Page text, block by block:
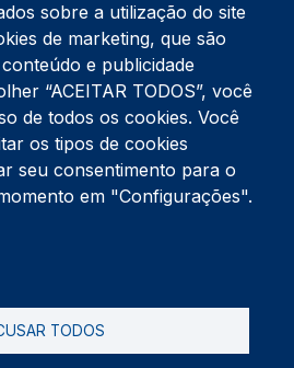
da Gafanha da Nazaré
sobre a utilização do site
de marketing, que são
e publicidade
“ACEITAR TODOS”, você
de todos os cookies. Você
os tipos de cookies
seu consentimento para o
em "Configurações".
TODOS